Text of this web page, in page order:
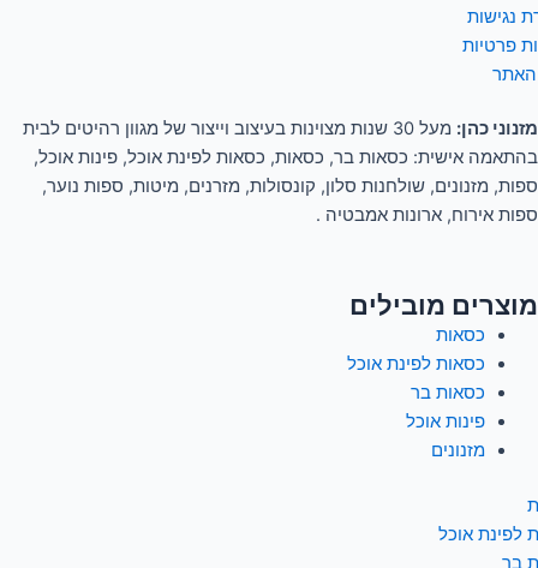
נגישות
פרטיות
מזנוני כהן:
מעל 30 שנות מצוינות בעיצוב וייצור של מגוון רהיטים לבית
בהתאמה אישית: כסאות בר, כסאות, כסאות לפינת אוכל, פינות אוכל,
ספות, מזנונים, שולחנות סלון, קונסולות, מזרנים, מיטות, ספות נוער,
ספות אירוח, ארונות אמבטיה .
מוצרים מובילים
כסאות
כסאות לפינת אוכל
כסאות בר
פינות אוכל
מזנונים
לפינת אוכל
בר